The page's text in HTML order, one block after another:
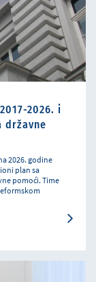
2026. i
državne
2026. godine
plan sa
pomoći. Time